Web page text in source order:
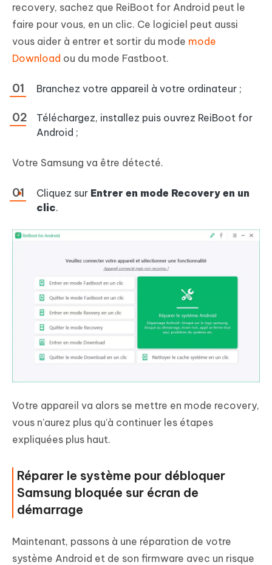
recovery, sachez que ReiBoot for Android peut le
faire pour vous, en un clic. Ce logiciel peut aussi
vous aider à entrer et sortir du mode mode
Download ou du mode Fastboot.
Branchez votre appareil à votre ordinateur ;
Téléchargez, installez puis ouvrez ReiBoot for
Android ;
Votre Samsung va être détecté.
Cliquez sur Entrer en mode Recovery en un
clic.
Votre appareil va alors se mettre en mode recovery,
vous n’aurez plus qu’à continuer les étapes
expliquées plus haut.
Réparer le système pour débloquer
Samsung bloquée sur écran de
démarrage
Maintenant, passons à une réparation de votre
système Android et de son firmware avec un risque